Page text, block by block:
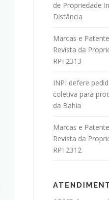
de Propriedade
Distância
Marcas e
Revista da
RPI 2313
INPI defere
coletiva para
da Bahia
Marcas e
Revista da
RPI 2312